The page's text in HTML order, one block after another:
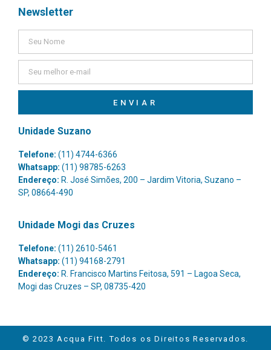
Newsletter
ENVIAR
Unidade Suzano
Telefone: (11) 4744-6366
Whatsapp: (11) 98785-6263
Endereço: R. José Simões, 200 – Jardim Vitoria, Suzano –
SP, 08664-490
Unidade Mogi das Cruzes
Telefone: (11) 2610-5461
Whatsapp: (11) 94168-2791
Endereço: R. Francisco Martins Feitosa, 591 – Lagoa Seca,
Mogi das Cruzes – SP, 08735-420
© 2023 Acqua Fitt. Todos os Direitos Reservados.